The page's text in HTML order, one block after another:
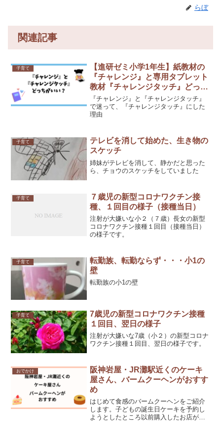
らぼ
関連記事
子育て
【進研ゼミ小学1年生】紙教材の
『チャレンジ』と専用タブレット
教材『チャレンジタッチ』どっち
がいい？
『チャレンジ』と『チャレンジタッチ』
で迷って、『チャレンジタッチ』にした
理由
子育て
テレビを消して始めた、生き物の
スケッチ
姉妹がテレビを消して、静かだと思った
ら、チョウのスケッチをしていました
子育て
７歳児の新型コロナワクチン接
種、１回目の様子（接種当日）
注射が大嫌いな小２（７歳）長女の新型
コロナワクチン接種１回目（接種当日）
の様子です。
子育て
転勤族、転勤ならず・・・小1の
壁
転勤族の小1の壁
子育て
7歳児の新型コロナワクチン接種
１回目、翌日の様子
注射が大嫌いな7歳（小２）の新型コロナ
ワクチン接種１回目、翌日の様子です。
おでかけ
阪神岩屋・JR灘駅近くのケーキ
屋さん、バームクーヘンがおすす
め
はじめて食感のバームクーヘンをご紹介
します。子どもの誕生日ケーキを予約し
ようとしたところ以前購入したお店が閉